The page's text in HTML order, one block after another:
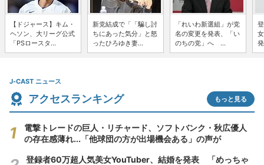
【ドジャース】キム・
ヘソン、大リーグ公式
「PSロースタ...
新党結成で「「騙し討
ちにあった気分」と怒
ったひろゆき妻...
「れいわ新選組」が党
名の変更を発表、「い
のちの党」へ ...
J-CAST ニュース
アクセスランキング もっと見る
電撃トレードの巨人・リチャード、ソフトバンク・秋広優人
の存在感薄れ...「他球団の方が出場機会ある」の声が
登録者60万超人気美女YouTuber、結婚を発表 「めっちゃ